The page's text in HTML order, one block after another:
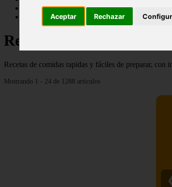
Aceptar Rechazar
venezuela
Recetas faciles y rápidas
Recetas de comidas rapidas y fáciles de preparar, con
Mostrando 1 - 24 de 1288 artículos